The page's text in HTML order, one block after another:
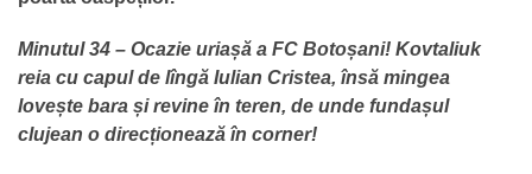
Minutul 34 – Ocazie uriașă a FC Botoșani! Kovtaliuk
reia cu capul de lîngă Iulian Cristea, însă mingea
lovește bara și revine în teren, de unde fundașul
clujean o direcționează în corner!